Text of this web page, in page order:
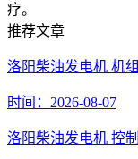
疗。
推荐文章
洛阳柴油发电机 机
时间：2026-08-07
洛阳柴油发电机 控